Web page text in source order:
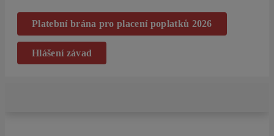
Platební brána pro placení poplatků 2026
Hlášení závad